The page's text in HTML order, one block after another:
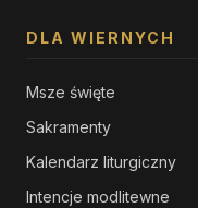
DLA WIERNYCH
Msze święte
Sakramenty
Kalendarz liturgiczny
Intencje modlitewne